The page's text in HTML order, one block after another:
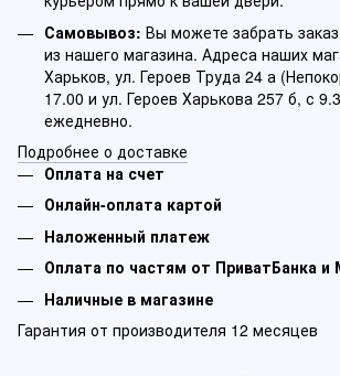
Самовывоз: Вы можете забрать
из нашего магазина. Адреса наших
Харьков, ул. Героев Труда 24 а
17.00 и ул. Героев Харькова 257 б, с
ежедневно.
Подробнее о доставке
Оплата на счет
Онлайн-оплата картой
Наложенный платеж
Оплата по частям от ПриватБанка и
Наличные в магазине
Гарантия от производителя 12 месяцев